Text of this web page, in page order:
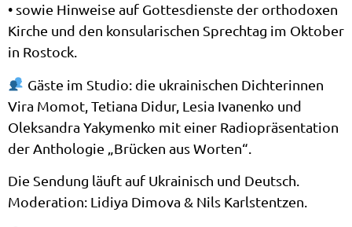
• sowie Hinweise auf Gottesdienste der orthodoxen
Kirche und den konsularischen Sprechtag im Oktober
in Rostock.
Gäste im Studio: die ukrainischen Dichterinnen
Vira Momot, Tetiana Didur, Lesia Ivanenko und
Oleksandra Yakymenko mit einer Radiopräsentation
der Anthologie „Brücken aus Worten“.
Die Sendung läuft auf Ukrainisch und Deutsch.
Moderation: Lidiya Dimova & Nils Karlstentzen.